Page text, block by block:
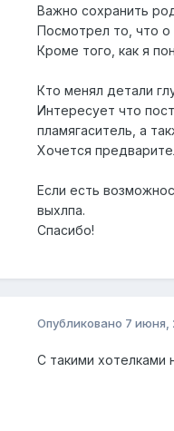
Важно сохранить
Посмотрел то, что о
Кроме того, как я
Кто менял детали
Интересует что
пламягаситель, а
Хочется
Если есть
выхлпа.
Спасибо!
Опубликовано 7 июня,
С такими хотелками